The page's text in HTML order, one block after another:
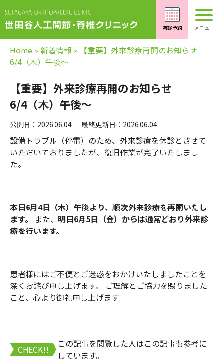
Home » 新着情報 »
【重要】外来診療再開のお知らせ
6/4（木）午後～
【重要】外来診療再開のお知らせ
6/4（木）午後～
公開日：2026.06.04 最終更新日：2026.06.04
設備トラブル（停電）のため、外来診療を休診とさせて
いただいておりましたが、復旧作業が完了いたしまし
た。
本日6月4日（木）午後より、順次外来診療を再開いたし
ます。
また、 明日6月5日（金）からは通常どおり外来診
療を行います。
患者様にはご不便とご迷惑をおかけいたしましたことを
深くお詫び申し上げます。 ご理解とご協力を賜りました
こと、心より御礼申し上げます
CHECK!!
この記事を閲覧した人はこの記事も参考に
しています。